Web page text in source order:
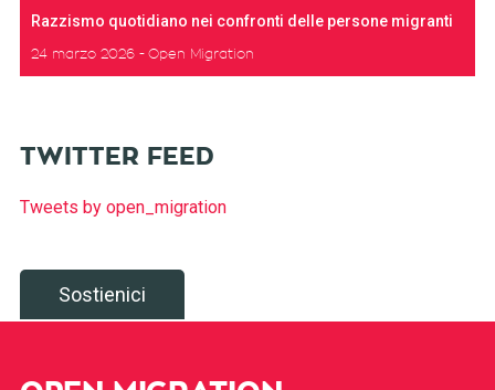
Razzismo quotidiano nei confronti delle persone migranti
24 marzo 2026 Open Migration
TWITTER FEED
Tweets by open_migration
Sostienici